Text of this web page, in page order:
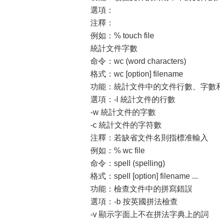
選項：
注釋：
例如：% touch file
統計文件字數
命令：wc (word characters)
格式：wc [option] filename
功能：統計文件中的文件行數、字數
選項：-l 統計文件的行數
-w 統計文件的字數
-c 統計文件的字符數
注釋：若缺省文件名則指標准輸入
例如：% wc file
命令：spell (spelling)
格式：spell [option] filename ...
功能：檢查文件中的拼寫錯誤
選項：-b 按英國拼法檢查
-v 顯示字面上不在拼法字典上的詞